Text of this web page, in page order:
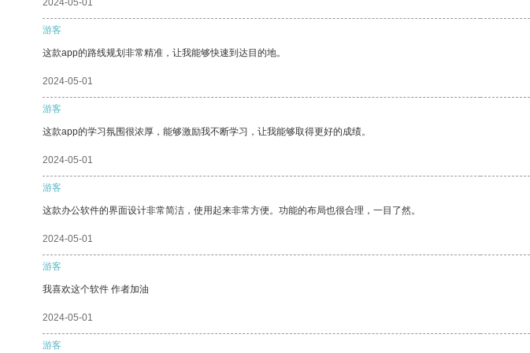
2024-05-01
游客
这款app的路线规划非常精准，让我能够快速到达目的地。
2024-05-01
游客
这款app的学习氛围很浓厚，能够激励我不断学习，让我能够取得更好的成绩。
2024-05-01
游客
这款办公软件的界面设计非常简洁，使用起来非常方便。功能的布局也很合理，一目了然。
2024-05-01
游客
我喜欢这个软件 作者加油
2024-05-01
游客